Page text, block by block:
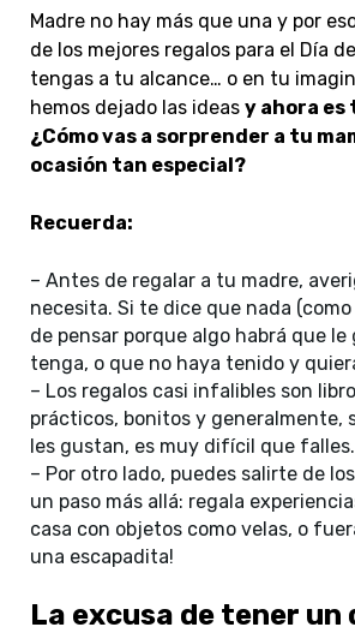
Madre no hay más que una y por
de los mejores regalos para el Día
tengas a tu alcance… o en tu
hemos dejado las ideas y ahora
¿Cómo vas a sorprender a tu
ocasión tan especial?
Recuerda:
– Antes de regalar a tu madre,
necesita. Si te dice que nada
de pensar porque algo habrá que le
tenga, o que no haya tenido y
– Los regalos casi infalibles son
prácticos, bonitos y generalmente,
les gustan, es muy difícil que falles.
– Por otro lado, puedes salirte de
un paso más allá: regala
casa con objetos como velas, o
una escapadita!
La excusa de tener un